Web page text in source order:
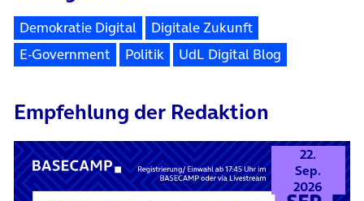
Demokratie Digital
Digitale Zukunft
E-Government
Politik UdL Digital Blog
Empfehlung der Redaktion
22.
Sep.
2026